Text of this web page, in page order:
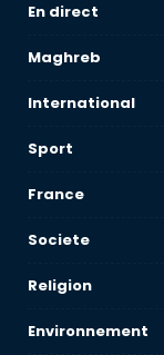
En direct
Maghreb
International
Sport
France
Societe
Religion
Environnement